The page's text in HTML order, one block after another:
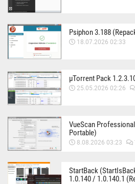
Psiphon 3.188
18.07.2026 02:33
µTorrent Pack
25.05.2026 02:26
VueScan
Portable)
8.08.2026 03:23
StartBack
1.0.140 / 1.0.140.1